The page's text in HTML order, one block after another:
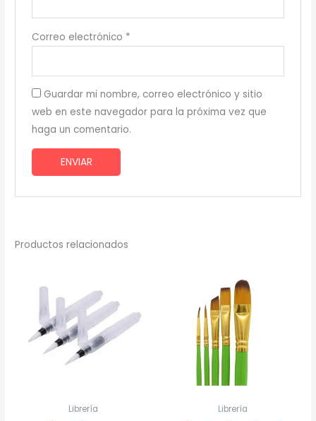
Correo electrónico *
Guardar mi nombre, correo electrónico y sitio
web en este navegador para la próxima vez que
haga un comentario.
Productos relacionados
Librería Librería